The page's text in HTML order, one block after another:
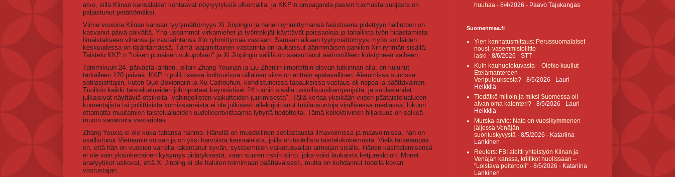
arvo, sillä Kiinan kansalaiset kohtaavat nöyryytyksiä ulkomailla, ja KKP:n propaganda passin tuomasta suojasta on
paljastunut perättömäksi.
Viime vuosina Kiinan kansan tyytymättömyys Xi Jinpingin ja hänen ryhmittymänsä fasistisena pidettyyn hallintoon on
kasvanut päivä päivältä. Yhä useammat virkamiehet ja työntekijät käyttävät poissaoloja ja tahallista työn hidastamista
ilmaistakseen vihansa ja vastarintansa Xin ryhmittymää vastaan. Samaan aikaan tyytymättömyys myös sotilaiden
keskuudessa on räjähtämässä. Tämä laajamittainen vastarinta on laukaissut äärimmäisen paniikin Xin ryhmän sisällä.
Taistelu KKP:n "toisen punaisen sukupolven" ja Xi Jinpingin välillä on saavuttanut äärimmilleen kiristyneen vaiheen.
Tammikuun 24. päivästä lähtien, jolloin Zhang Youxian ja Liu Zhenlin ilmoitettiin olevan tutkinnan alla, on kulunut
tarkalleen 120 päivää. KKP:n poliittisessa kulttuurissa tällainen viive on erittäin epätavallinen. Aiemmissa suurissa
sotilasjohtajiin, kuten Guo Boxiongiin ja Xu Caihouhun, kohdistuneissa tapauksissa vastaus oli nopea ja päättäväinen.
Tuolloin kaikki taistelualueiden johtoportaat käynnistivät 24 tunnin sisällä uskollisuuskampanjoita, ja sotilaslehdet
julkaisivat näyttäviä otsikoita "vahingollisten vaikutteiden juurimisesta". Tällä kertaa yksikään viiden päätaistelualueen
komentajista tai poliittisista komissaareista ei ole julkisesti allekirjoittanut tukilausuntoja virallisessa mediassa, lukuun
ottamatta muutamien taistelualueiden uudelleentviittaamia lyhyitä tiedotteita. Tämä kollektiivinen hiljaisuus on selkeä
muoto sanatonta vastarintaa.
Zhang Youxia ei ole kuka tahansa hahmo. Hänellä on muodollinen sotilastausta ilmavoimissa ja maavoimissa, hän on
osallistunut Vietnamin sotaan ja on yksi harvoista kenraaleista, joilla on todellista taistelukokemusta. Vielä tärkeämpää
on, että hän on vuosien varrella rakentanut syvän, systeemisen vaikutusvallan armeijan sisälle. Hänen käsittelemisensä
ei ole vain yksinkertainen kysymys pidätyksestä, vaan suuren riskin siirto, joka voisi laukaista ketjureaktion. Monet
analyytikot uskovat, että Xi Jinping ei ole haluton toimimaan päättäväisesti, mutta on kohdannut todella kovan
vastustajan.
huuhaa - 8/4/2026 - Paavo Tajukangas
Suomenmaa.fi
Ylen kannatusmittaus: Perussuomalaiset
nousi, vasemmistoliitto
laski - 8/6/2026 - STT
Kuin kauhuelokuvasta – Oletko kuullut
Etelämantereen
Veriputouksesta? - 8/5/2026 - Lauri
Heikkilä
Tiedätkö milloin ja miksi Suomessa oli
aivan oma kalenteri? - 8/5/2026 - Lauri
Heikkilä
Murska-arvio: Nato on vuosikymmenen
jäljessä Venäjän
suorituskyvystä - 8/5/2026 - Katariina
Lankinen
Reuters: FBI aloitti yhteistyön Kiinan ja
Venäjän kanssa, kriitikot huolissaan –
"Loistava peiterooli" - 8/5/2026 - Katariina
Lankinen